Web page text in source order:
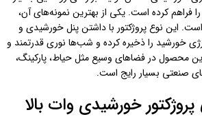
فراهم کرده است. یکی از بهترین نمونه‌های آن،
این نوع پروژکتور با داشتن پنل خورشیدی و
خورشید را ذخیره کرده و شب‌ها نوری قدرتمند و
این محصول در فضاهای وسیع مثل حیاط، پارکینگ،
صنعتی بسیار رایج است.
خورشیدی وات بالا